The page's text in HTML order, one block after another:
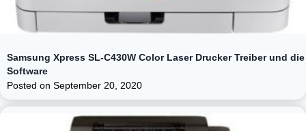
Samsung Xpress SL-C430W Color Laser Drucker Treiber und die
Software
Posted on September 20, 2020